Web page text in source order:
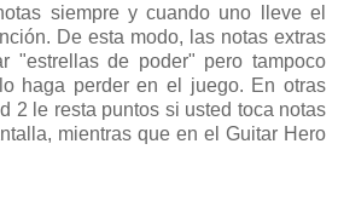
siempre y cuando uno lleve el
De esta modo, las notas extras
"estrellas de poder" pero tampoco
haga perder en el juego. En otras
2 le resta puntos si usted toca notas
mientras que en el Guitar Hero